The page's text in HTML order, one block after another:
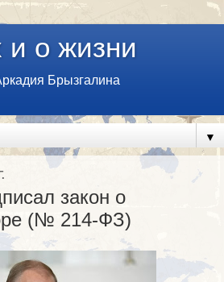
и о жизни
Брызгалина
▼
закон о
(№ 214-ФЗ)